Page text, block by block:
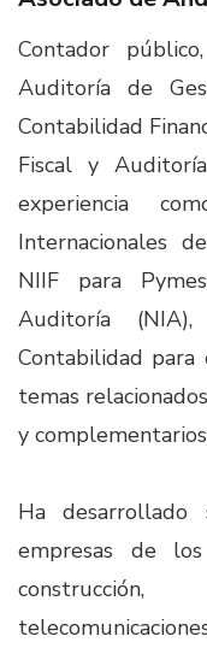
Contador
Auditoría de
Contabilidad
Fiscal y
experiencia
Internacionales
NIIF para
Auditoría
Contabilidad
temas
y
Ha desarrollado
empresas de